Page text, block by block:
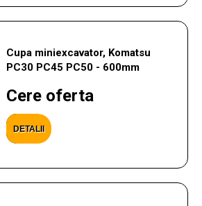
Cupa miniexcavator, Komatsu
PC30 PC45 PC50 - 600mm
Cere oferta
DETALII